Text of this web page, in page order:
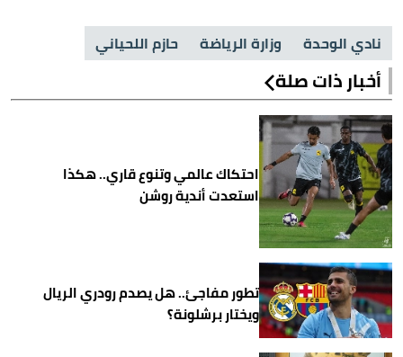
نادي الوحدة وزارة الرياضة حازم اللحياني
أخبار ذات صلة
احتكاك عالمي وتنوع قاري.. هكذا
استعدت أندية روشن
تطور مفاجئ.. هل يصدم رودري الريال
ويختار برشلونة؟